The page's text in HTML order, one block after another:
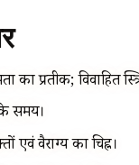
प्रतीक; विवाहित
समय।
एवं वैराग्य का चिह्न।